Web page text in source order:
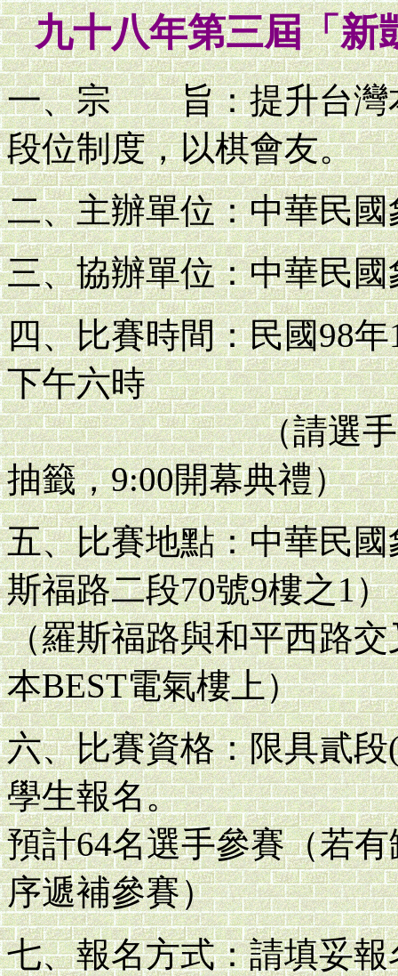
九十八年第三屆「新
一、宗 旨：提升台灣
段位制度，以棋會友。
二、主辦單位：中華民
三、協辦單位：中華民
四、比賽時間：民國98
下午六時
（請選手當天上
抽籤，9:00開幕典禮）
五、比賽地點：中華民
斯福路二段70號9樓之1）
（羅斯福路與和平西路
本BEST電氣樓上）
六、比賽資格：限具貳
學生報名。
預計64名選手參賽（若
序遞補參賽）
七、報名方式：請填妥